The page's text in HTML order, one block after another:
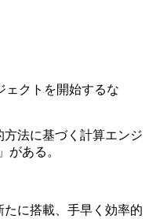
ェクトを開始するな
法に基づく計算エンジ
がある。
に搭載、手早く効率的